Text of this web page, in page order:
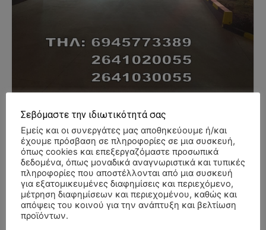
- Advertisment -
Σεβόμαστε την ιδιωτικότητά σας
Εμείς και οι συνεργάτες μας αποθηκεύουμε ή/και
έχουμε πρόσβαση σε πληροφορίες σε μια συσκευή,
όπως cookies και επεξεργαζόμαστε προσωπικά
δεδομένα, όπως μοναδικά αναγνωριστικά και τυπικές
πληροφορίες που αποστέλλονται από μια συσκευή
για εξατομικευμένες διαφημίσεις και περιεχόμενο,
μέτρηση διαφημίσεων και περιεχομένου, καθώς και
απόψεις του κοινού για την ανάπτυξη και βελτίωση
προϊόντων.